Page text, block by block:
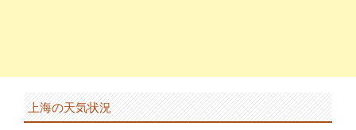
上海の天気状況